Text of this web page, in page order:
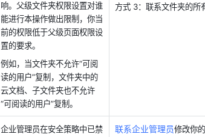
响。父级文件夹权限设置对谁
能进行本操作做出限制，你当
前的权限低于父级页面权限设
置的要求。
例如，当文件夹不允许“可阅
读的用户”复制，文件夹中的
云文档、子文件夹也不允许
“可阅读的用户”复制。
方式 3：联系文件夹的所
企业管理员在安全策略中已禁
联系企业管理员修改你的